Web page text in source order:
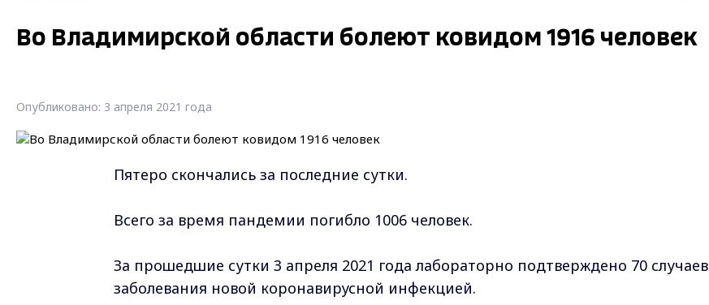
Во Владимирской области болеют ковидом 1916 человек
Опубликовано: 3 апреля 2021 года
Пятеро скончались за последние сутки.
Всего за время пандемии погибло 1006 человек.
За прошедшие сутки 3 апреля 2021 года лабораторно подтверждено 70 случаев
заболевания новой коронавирусной инфекцией.